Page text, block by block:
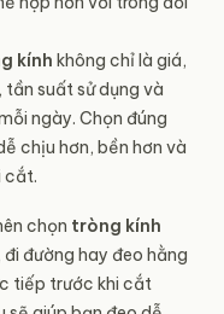
kính không chỉ là giá,
suất sử dụng và
ngày. Chọn đúng
chịu hơn, bền hơn và
cắt.
chọn tròng kính
đường hay đeo hằng
tiếp trước khi cắt